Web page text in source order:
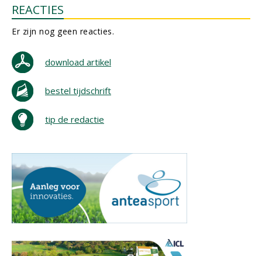
REACTIES
Er zijn nog geen reacties.
download artikel
bestel tijdschrift
tip de redactie